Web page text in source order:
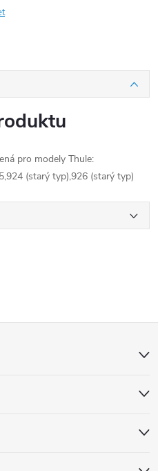
pro modely Thule:
(starý typ),926 (starý typ)